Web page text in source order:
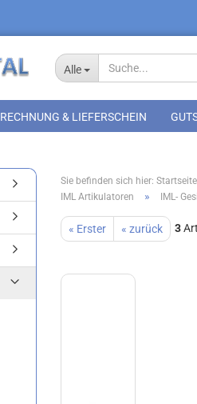
Alle
RECHNUNG & LIEFERSCHEIN
Sie befinden sich hier: Startseite
IML Artikulatoren » IML-
« Erster « zurück 3